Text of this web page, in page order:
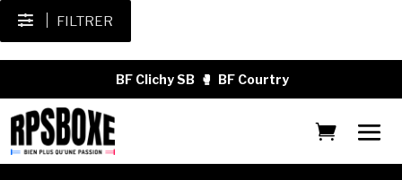
FILTRER
BF Clichy SB 🥊 BF Courtry